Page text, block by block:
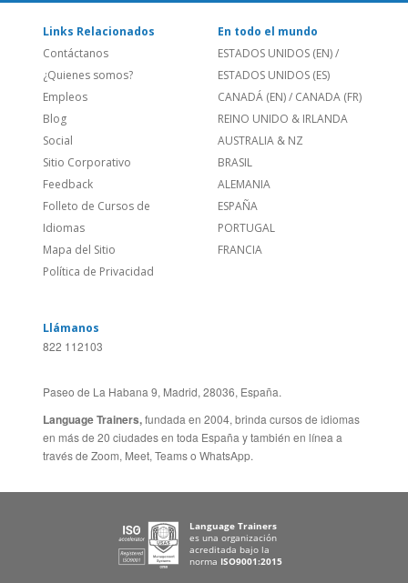
Links Relacionados
Contáctanos
¿Quienes somos?
Empleos
Blog
Social
Sitio Corporativo
Feedback
Mapa del Sitio
En todo el mundo
ESTADOS UNIDOS (EN)
ESTADOS UNIDOS (ES)
CANADÁ (EN)
REINO UNIDO & IRLANDA
AUSTRALIA & NZ
BRASIL
Llámanos
822 112103
en más de 20 ciudades en toda España y también en línea a
través de Zoom, Meet, Teams o WhatsApp.